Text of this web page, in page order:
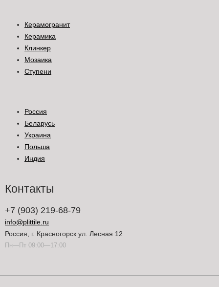
Керамогранит
Керамика
Клинкер
Мозаика
Ступени
Россия
Беларусь
Украина
Польша
Индия
Контакты
+7 (903) 219-68-79
info@plittile.ru
Россия, г. Красногорск ул. Лесная 12
Пн—Пт 09:00—17:00